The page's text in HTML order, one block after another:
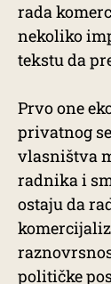
rada
nekoliko
tekstu da
Prvo one
privatnog
vlasništva
radnika i
ostaju da
političke